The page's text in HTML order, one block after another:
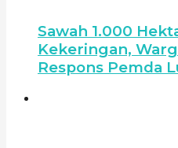
Sawah 1.000
Kekeringan,
Respons Pemda